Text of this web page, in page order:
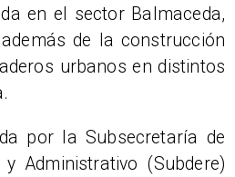
en el sector Balmaceda,
de la construcción
urbanos en distintos
por la Subsecretaría de
Administrativo (Subdere)